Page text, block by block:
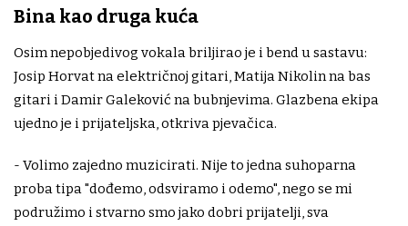
Bina kao druga kuća
Osim nepobjedivog vokala briljirao je i bend u sastavu:
Josip Horvat na električnoj gitari, Matija Nikolin na bas
gitari i Damir Galeković na bubnjevima. Glazbena ekipa
ujedno je i prijateljska, otkriva pjevačica.
- Volimo zajedno muzicirati. Nije to jedna suhoparna
proba tipa "dođemo, odsviramo i odemo", nego se mi
podružimo i stvarno smo jako dobri prijatelji, sva